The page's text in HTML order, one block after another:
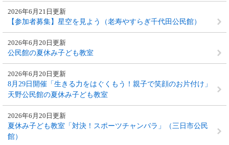
【参加者募集】星空を見よう（老寿やすらぎ千代田公民館）
2026年6月21日更新
公民館の夏休み子ども教室
2026年6月20日更新
8月29日開催「生きる力をはぐくもう！親子で笑顔のお片付け」
天野公民館の夏休み子ども教室
2026年6月20日更新
夏休み子ども教室「対決！スポーツチャンバラ」（三日市公民
館）
2026年6月20日更新